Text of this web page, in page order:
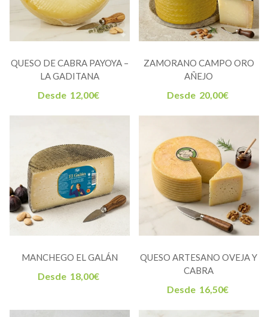
QUESO DE CABRA PAYOYA –
LA GADITANA
Desde 12,00€
ZAMORANO CAMPO ORO
AÑEJO
Desde 20,00€
MANCHEGO EL GALÁN
Desde 18,00€
QUESO ARTESANO OVEJA Y
CABRA
Desde 16,50€